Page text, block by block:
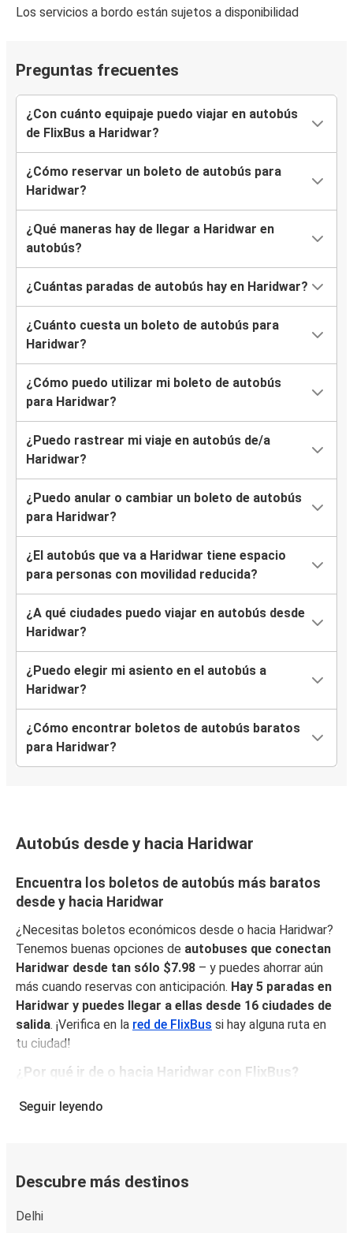
Los servicios a bordo están sujetos a disponibilidad
Preguntas frecuentes
¿Con cuánto equipaje puedo viajar en autobús
de FlixBus a Haridwar?
¿Cómo reservar un boleto de autobús para
Haridwar?
¿Qué maneras hay de llegar a Haridwar en
autobús?
¿Cuántas paradas de autobús hay en Haridwar?
¿Cuánto cuesta un boleto de autobús para
Haridwar?
¿Cómo puedo utilizar mi boleto de autobús
para Haridwar?
¿Puedo rastrear mi viaje en autobús de/a
Haridwar?
¿Puedo anular o cambiar un boleto de autobús
para Haridwar?
¿El autobús que va a Haridwar tiene espacio
para personas con movilidad reducida?
¿A qué ciudades puedo viajar en autobús desde
Haridwar?
¿Puedo elegir mi asiento en el autobús a
Haridwar?
¿Cómo encontrar boletos de autobús baratos
para Haridwar?
Autobús desde y hacia Haridwar
Encuentra los boletos de autobús más baratos
desde y hacia Haridwar
¿Necesitas boletos económicos desde o hacia Haridwar?
Tenemos buenas opciones de autobuses que conectan
Haridwar desde tan sólo $7.98 – y puedes ahorrar aún
más cuando reservas con anticipación. Hay 5 paradas en
Haridwar y puedes llegar a ellas desde 16 ciudades de
salida. ¡Verifica en la red de FlixBus si hay alguna ruta en
tu ciudad!
¿Por qué ir de o hacia Haridwar con FlixBus?
FlixBus combina precios bajos con comodidad para
enchufes. Escoge tu asiento favorito al reservar y viaja
equipaje de mano y una pieza de equipaje facturado.
Seguir leyendo
Descubre más destinos
Delhi